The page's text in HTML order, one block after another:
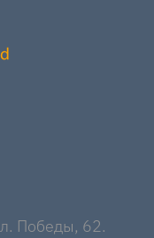
Победы, 62.